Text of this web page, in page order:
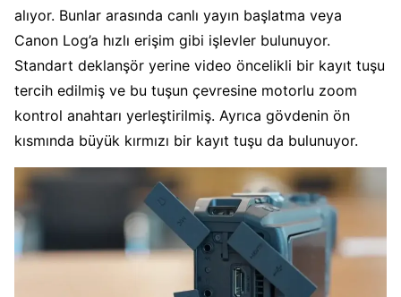
alıyor. Bunlar arasında canlı yayın başlatma veya
Canon Log’a hızlı erişim gibi işlevler bulunuyor.
Standart deklanşör yerine video öncelikli bir kayıt tuşu
tercih edilmiş ve bu tuşun çevresine motorlu zoom
kontrol anahtarı yerleştirilmiş. Ayrıca gövdenin ön
kısmında büyük kırmızı bir kayıt tuşu da bulunuyor.